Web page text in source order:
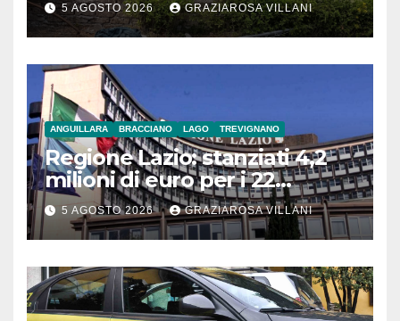
5 AGOSTO 2026 GRAZIAROSA VILLANI
ANGUILLARA BRACCIANO LAGO TREVIGNANO
Regione Lazio: stanziati 4,2
milioni di euro per i 22
Comuni dell’Etruria
Meridionale
5 AGOSTO 2026 GRAZIAROSA VILLANI